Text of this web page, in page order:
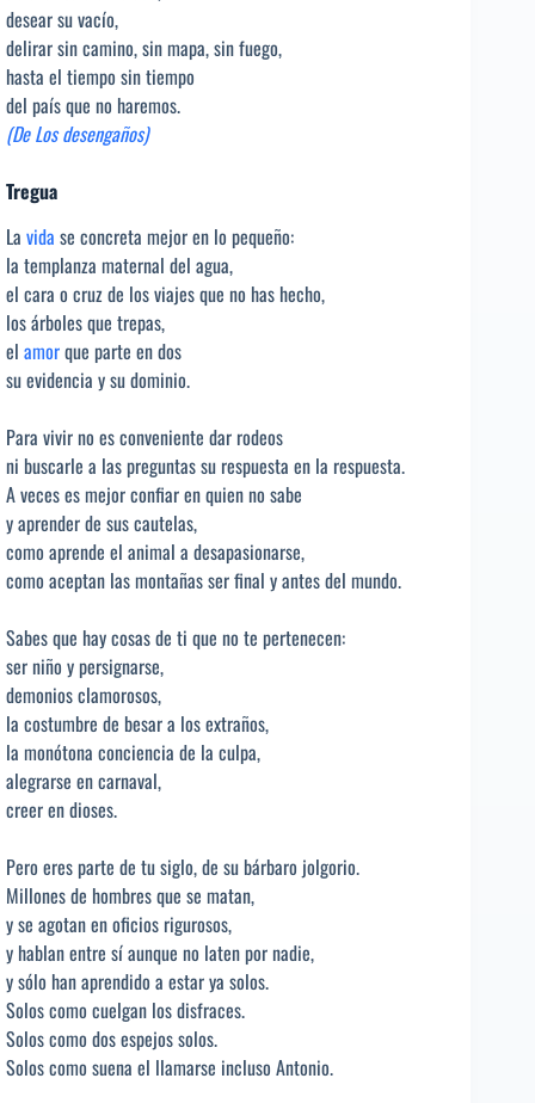
desear su vacío,
delirar sin camino, sin mapa, sin fuego,
hasta el tiempo sin tiempo
del país que no haremos.
(De Los desengaños)
Tregua
La vida se concreta mejor en lo pequeño:
la templanza maternal del agua,
el cara o cruz de los viajes que no has hecho,
los árboles que trepas,
el amorque parte en dos
su evidencia y su dominio.
Para vivir no es conveniente dar rodeos
ni buscarle a las preguntas su respuesta en la respuesta.
A veces es mejor confiar en quien no sabe
y aprender de sus cautelas,
como aprende el animal a desapasionarse,
como aceptan las montañas ser final y antes del mundo.
Sabes que hay cosas de ti que no te pertenecen:
ser niño y persignarse,
demonios clamorosos,
la costumbre de besar a los extraños,
la monótona conciencia de la culpa,
alegrarse en carnaval,
creer en dioses.
Pero eres parte de tu siglo, de su bárbaro jolgorio.
Millones de hombres que se matan,
y se agotan en oficios rigurosos,
y hablan entre sí aunque no laten por nadie,
y sólo han aprendido a estar ya solos.
Solos como cuelgan los disfraces.
Solos como dos espejos solos.
Solos como suena el llamarse incluso Antonio.